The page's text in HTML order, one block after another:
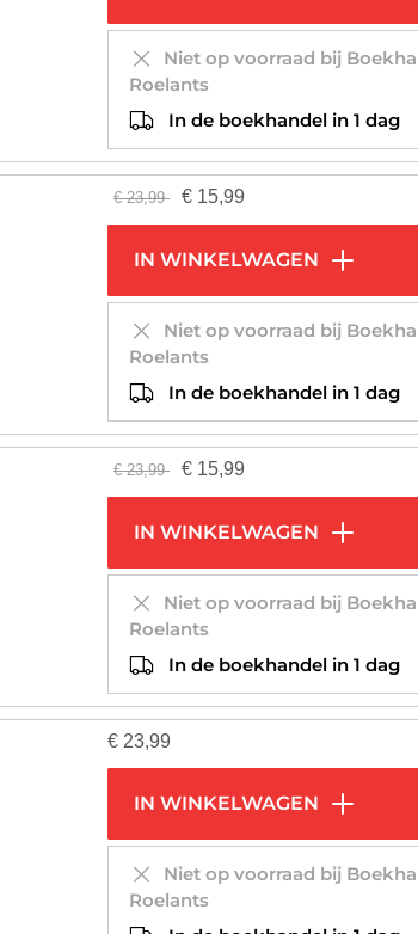
Niet op voorraad bij
Roelants
In de boekhandel in 1 dag
€23,99 € 15,99
IN WINKELWAGEN
Niet op voorraad bij
Roelants
In de boekhandel in 1 dag
€23,99 € 15,99
IN WINKELWAGEN
Niet op voorraad bij
Roelants
In de boekhandel in 1 dag
€ 23,99
IN WINKELWAGEN
Niet op voorraad bij
Roelants